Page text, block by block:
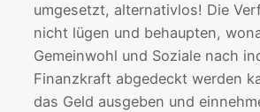
umgesetzt, alternativlos! Die
nicht lügen und behaupten,
Gemeinwohl und Soziale nach
Finanzkraft abgedeckt werden
das Geld ausgeben und